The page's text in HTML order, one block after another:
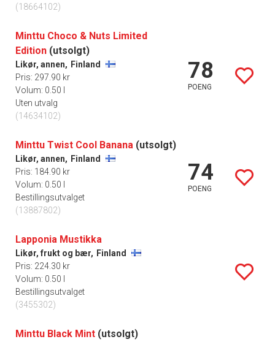
(18664102)
Minttu Choco & Nuts Limited
Edition (utsolgt)
Likør, annen, Finland
Pris: 297.90 kr
Volum: 0.50 l
Uten utvalg
(14634102)
78
POENG
Minttu Twist Cool Banana (utsolgt)
Likør, annen, Finland
Pris: 184.90 kr
Volum: 0.50 l
Bestillingsutvalget
(13887802)
74
POENG
Lapponia Mustikka
Likør, frukt og bær, Finland
Pris: 224.30 kr
Volum: 0.50 l
Bestillingsutvalget
(3455302)
Minttu Black Mint (utsolgt)